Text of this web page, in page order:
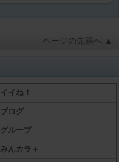
ページの先頭へ ▲
イイね！
ブログ
グループ
みんカラ＋